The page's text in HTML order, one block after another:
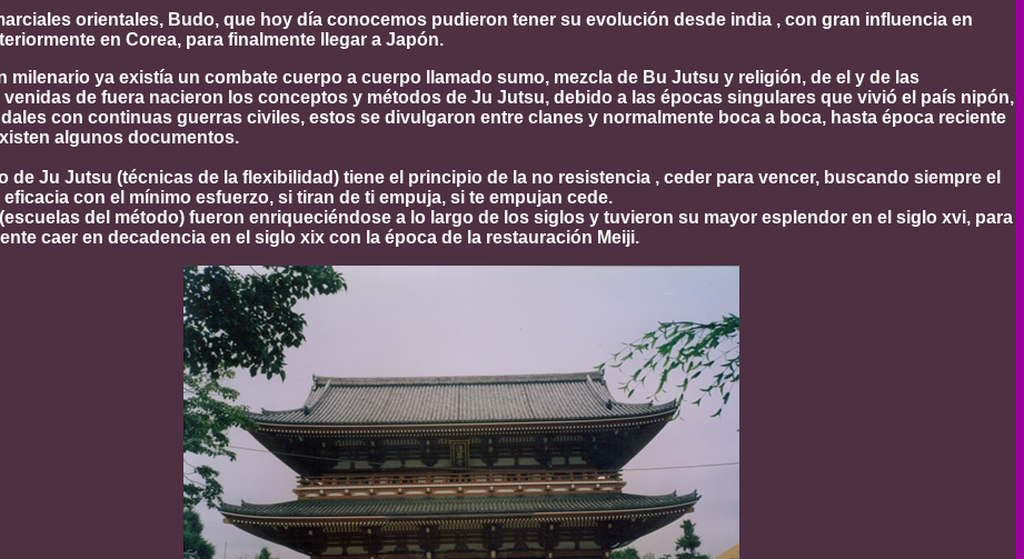
orientales, Budo, que hoy día conocemos pudieron tener su evolución desde india , con gran influencia en
en Corea, para finalmente llegar a Japón.
milenario ya existía un combate cuerpo a cuerpo llamado sumo, mezcla de Bu Jutsu y religión, de el y de las
de fuera nacieron los conceptos y métodos de Ju Jutsu, debido a las épocas singulares que vivió el país nipón,
con continuas guerras civiles, estos se divulgaron entre clanes y normalmente boca a boca, hasta época reciente
algunos documentos.
de Ju Jutsu (técnicas de la flexibilidad) tiene el principio de la no resistencia , ceder para vencer, buscando siempre el
eficacia con el mínimo esfuerzo, si tiran de ti empuja, si te empujan cede.
del método) fueron enriqueciéndose a lo largo de los siglos y tuvieron su mayor esplendor en el siglo xvi, para
caer en decadencia en el siglo xix con la época de la restauración Meiji.